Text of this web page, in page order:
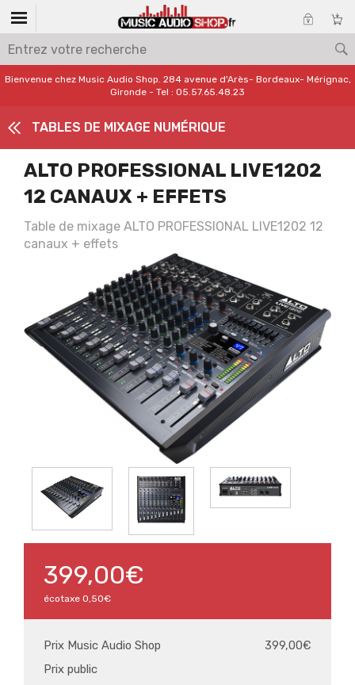
Bienvenue chez Music Audio Shop. 284 avenue d'Arès- Bordeaux- Mérignac,
Gironde - Tel : 05.57.65.48.23
TABLES DE MIXAGE NUMÉRIQUE
ALTO PROFESSIONAL LIVE1202
12 CANAUX + EFFETS
Table de mixage ALTO PROFESSIONAL LIVE1202 12
canaux + effets
399,00€
écotaxe 0,50€
Prix Music Audio Shop
399,00€
Prix public